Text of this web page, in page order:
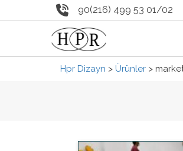
90(216) 499 53 01/02
Hpr Dizayn > Ürünler >